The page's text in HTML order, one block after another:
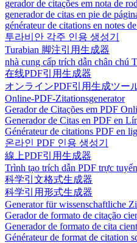
gerador de citações em nota de
generador de citas en pie de
générateur de citations en notes
투라비안 각주 인용 생성기
Turabian 脚注引用生成器
nhà cung cấp trích dẫn chân chú
在线PDF引用生成器
オンラインPDF引用生成ツー
Online-PDF-Zitationsgenerator
Gerador de Citações em PDF
Generador de Citas en PDF en
Générateur de citations PDF en
온라인 PDF 인용 생성기
線上PDF引用生成器
Trình tạo trích dẫn PDF trực tuyến
科学引文格式生成器
科学引用形式生成器
Generator für wissenschaftliche
Gerador de formato de citação
Generador de formato de cita
Générateur de format de citation